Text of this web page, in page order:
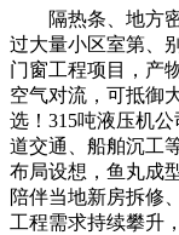
隔热条、地方密
过大量小区室第、
门窗工程项目，产
空气对流，可抵御
选！315吨液压机
道交通、船舶沉工
布局设想，鱼丸成
陪伴当地新房拆修
工程需求持续攀升